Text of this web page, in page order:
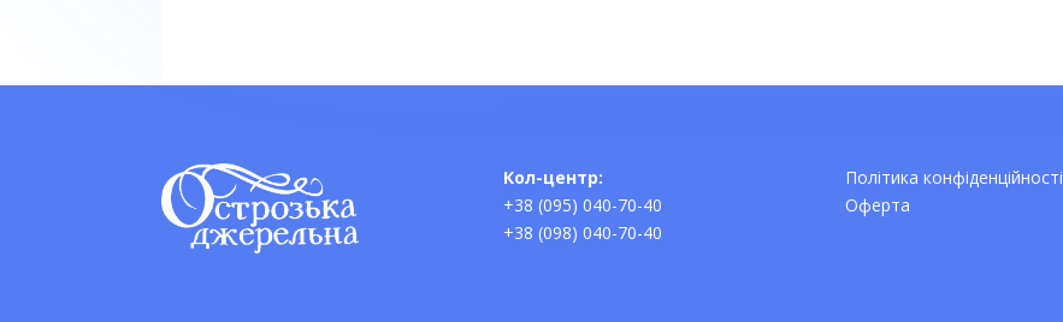
Кол-центр:
+38 (095) 040-70-40
+38 (098) 040-70-40
Політика конфіденційності
Оферта